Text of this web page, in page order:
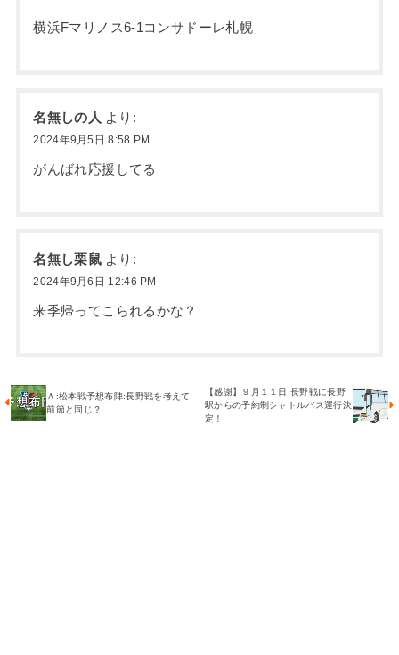
横浜Fマリノス6-1コンサドーレ札幌
名無しの人 より:
2024年9月5日 8:58 PM
がんばれ応援してる
名無し栗鼠 より:
2024年9月6日 12:46 PM
来季帰ってこられるかな？
Ａ:松本戦予想布陣:長野戦を考えて
前節と同じ？
【感謝】９月１１日:長野戦に長野
駅からの予約制シャトルバス運行決
定！